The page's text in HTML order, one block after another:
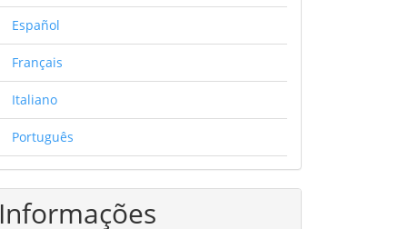
Español
Français
Italiano
Português
Informações